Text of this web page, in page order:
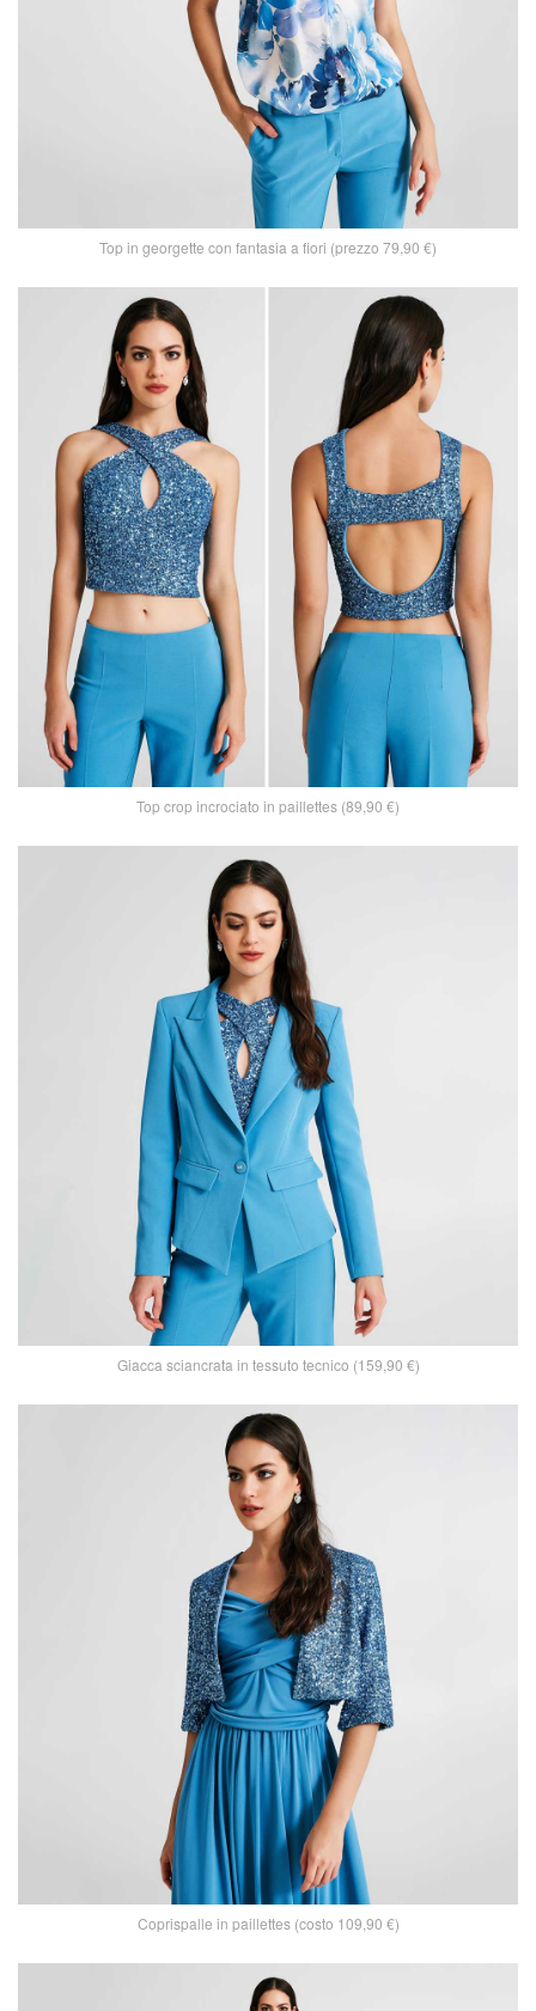
Top in georgette con fantasia a fiori (prezzo 79,90 €)
Top crop incrociato in paillettes (89,90 €)
Giacca sciancrata in tessuto tecnico (159,90 €)
Coprispalle in paillettes (costo 109,90 €)